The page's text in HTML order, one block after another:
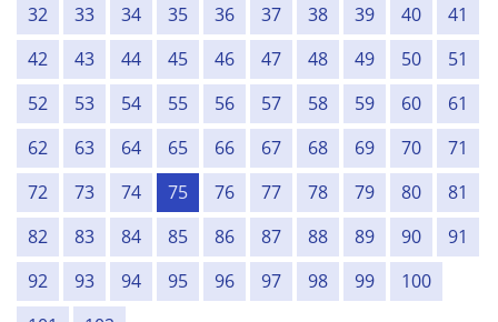
32
33 34 35 36 37 38 39 40
41
42
43 44 45 46 47 48 49 50
51
52
53 54 55 56 57 58 59 60
61
62
63 64 65 66 67 68 69 70
71
72
73 74 75 76 77 78 79 80
81
82
83 84 85 86 87 88 89 90
91
92
93 94 95 96 97 98 99
100